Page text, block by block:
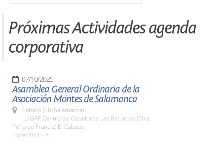
Próximas Actividades agenda
corporativa
07/10/2025
Asamblea General Ordinaria de la
Asociación Montes de Salamanca
Cabaco (El) (Salamanca)
LUGAR Centro de Cazadores Las Batuecas (Ctra.
Peña de Francia) El Cabaco
Hora: 10,15 h